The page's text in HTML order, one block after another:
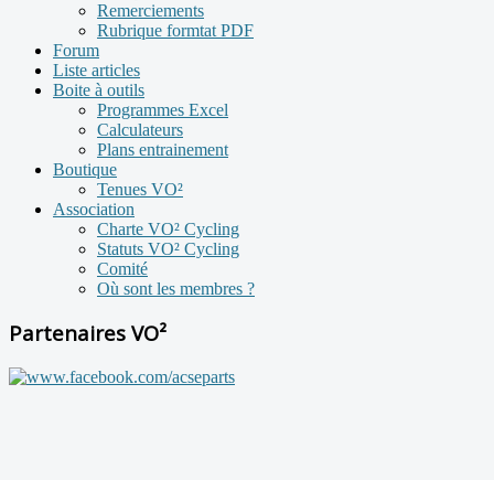
Remerciements
Rubrique formtat PDF
Forum
Liste articles
Boite à outils
Programmes Excel
Calculateurs
Plans entrainement
Boutique
Tenues VO²
Association
Charte VO² Cycling
Statuts VO² Cycling
Comité
Où sont les membres ?
Partenaires VO²